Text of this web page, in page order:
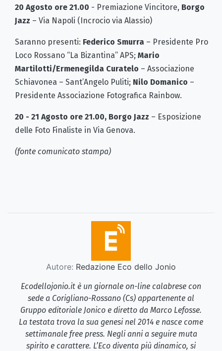
20 Agosto ore 21.00 - Premiazione Vincitore, Borgo
Jazz – Via Napoli (Incrocio via Alassio)
Saranno presenti: Federico Smurra – Presidente Pro
Loco Rossano “La Bizantina” APS; Mario
Martilotti/Ermenegilda Curatelo – Associazione
Schiavonea – Sant’Angelo Puliti; Nilo Domanico –
Presidente Associazione Fotografica Rainbow.
20 - 21 Agosto ore 21.00, Borgo Jazz – Esposizione
delle Foto Finaliste in Via Genova.
(fonte comunicato stampa)
Autore: Redazione Eco dello Jonio
Ecodellojonio.it è un giornale on-line calabrese con
sede a Corigliano-Rossano (Cs) appartenente al
Gruppo editoriale Jonico e diretto da Marco Lefosse.
La testata trova la sua genesi nel 2014 e nasce come
settimanale free press. Negli anni a seguire muta
spirito e carattere. L’Eco diventa più dinamico, si